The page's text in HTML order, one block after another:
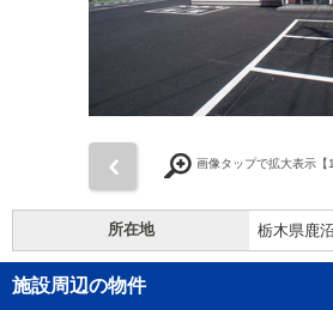
画像タップで拡大表示【1
所在地 栃木県鹿
施設周辺の物件